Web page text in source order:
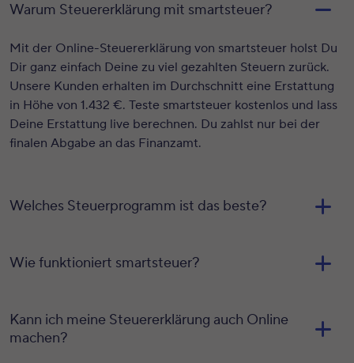
Warum Steuererklärung mit smartsteuer?
Mit der Online-Steuererklärung von smartsteuer holst Du
Dir ganz einfach Deine zu viel gezahlten Steuern zurück.
Unsere Kunden erhalten im Durchschnitt eine Erstattung
in Höhe von 1.432 €. Teste smartsteuer kostenlos und lass
Deine Erstattung live berechnen. Du zahlst nur bei der
finalen Abgabe an das Finanzamt.
Welches Steuerprogramm ist das beste?
Wie funktioniert smartsteuer?
Kann ich meine Steuererklärung auch Online
machen?